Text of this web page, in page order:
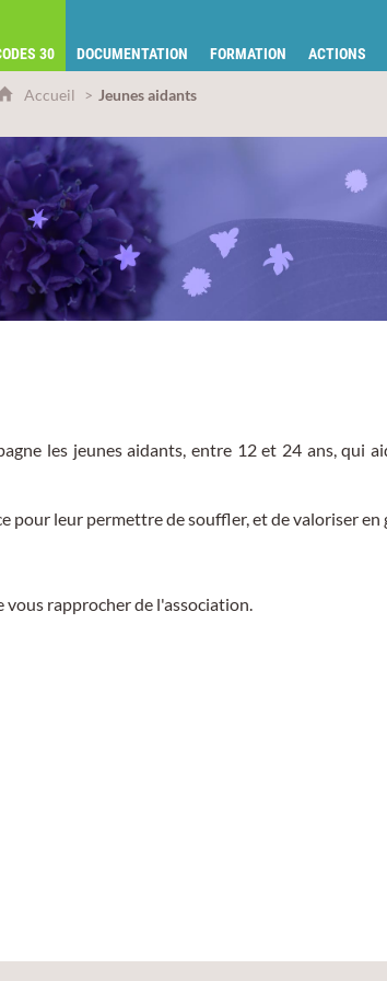
30 DOCUMENTATION FORMATION ACTIONS
Accueil Jeunes aidants
les jeunes aidants, entre 12 et 24 ans, qui
pour leur permettre de souffler, et de valoriser en
vous rapprocher de l'association.